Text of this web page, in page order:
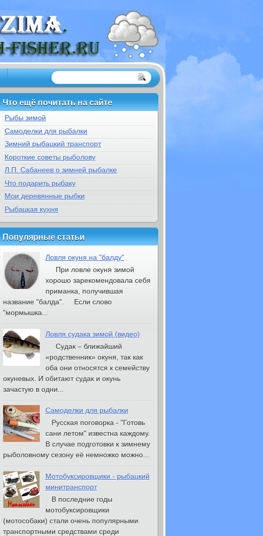
Что ещё почитать на сайте
Рыбы зимой
Самоделки для рыбалки
Зимний рыбацкий транспорт
Короткие советы рыболову
Л.П. Сабанеев о зимней рыбалке
Что подарить рыбаку
Мои деревянные рыбки
Рыбацкая кухня
Популярные статьи
Ловля окуня на "балду"
При ловле окуня зимой
хорошо зарекомендовала себя
приманка, получившая
название "балда". Если слово
"мормышка...
Ловля судака зимой (видео)
Судак – ближайший
«родственник» окуня, так как
оба они относятся к семейству
окуневых. И обитают судак и окунь
зачастую в одни...
Самоделки для рыбалки
Русская поговорка - "Готовь
сани летом" известна каждому.
В случае подготовки к зимнему
рыболовному сезону её немножко можно...
Мотобуксировщики - рыбацкий
минитранспорт
В последние годы
мотобуксировщики
(мотособаки) стали очень популярными
транспортными средствами среди